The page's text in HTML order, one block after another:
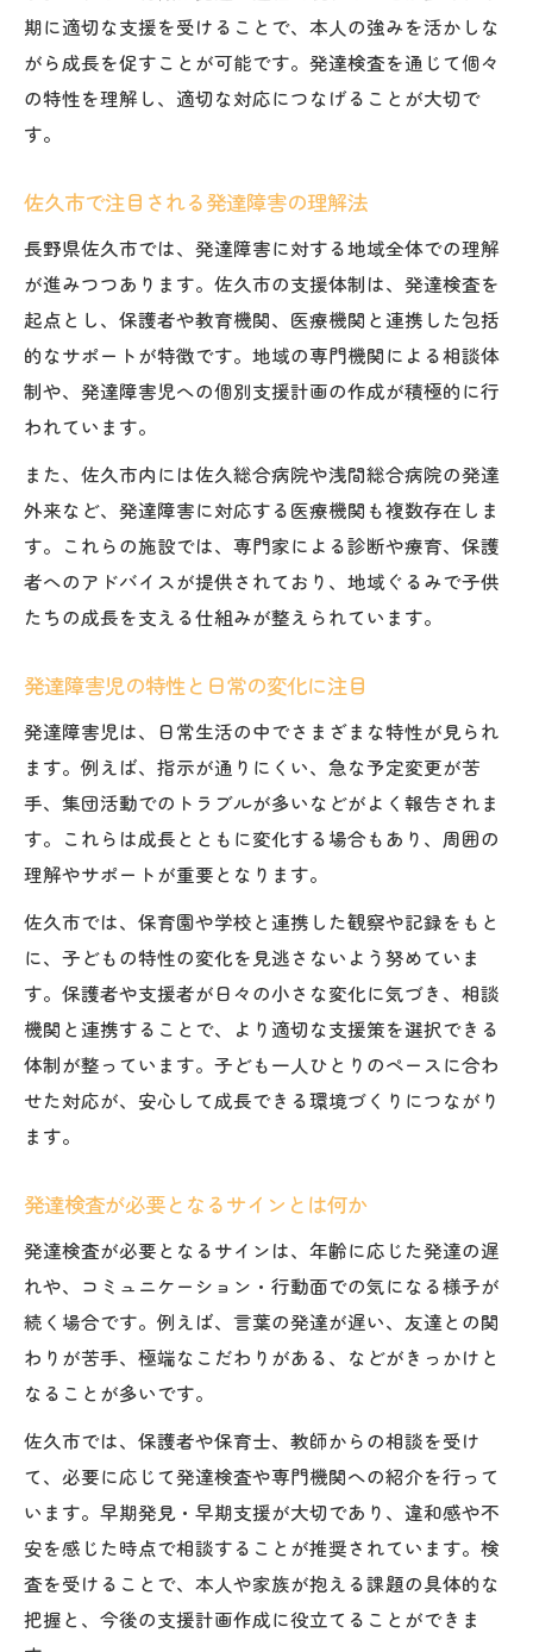
佐久市の発達検査と支援制度の実例紹介
発達支援の選択肢とその活用の工夫
地域連携による発達障害児支援の重要性
発達検査で見えてくる子どもの個性
発達障害の早期発見と発達検査の役割
発達検査が子育てにもたらす安心感
発達の課題を専門家と共有する意義
検査後の発達支援プラン作成の流れ
佐久市発の発達障害サポート体制紹介
発達障害児を支える佐久市の支援例
発達検査後に活用できる地域サービス
発達支援施設と連携する安心の体制
佐久市で発達障害支援を受けるための流れ
発達障害と発達検査に関する相談窓口
期に適切な支援を受けることで、本人の強みを活かしな
がら成長を促すことが可能です。発達検査を通じて個々
の特性を理解し、適切な対応につなげることが大切で
す。
佐久市で注目される発達障害の理解法
長野県佐久市では、発達障害に対する地域全体での理解
が進みつつあります。佐久市の支援体制は、発達検査を
起点とし、保護者や教育機関、医療機関と連携した包括
的なサポートが特徴です。地域の専門機関による相談体
制や、発達障害児への個別支援計画の作成が積極的に行
われています。
また、佐久市内には佐久総合病院や浅間総合病院の発達
外来など、発達障害に対応する医療機関も複数存在しま
す。これらの施設では、専門家による診断や療育、保護
者へのアドバイスが提供されており、地域ぐるみで子供
たちの成長を支える仕組みが整えられています。
発達障害児の特性と日常の変化に注目
発達障害児は、日常生活の中でさまざまな特性が見られ
ます。例えば、指示が通りにくい、急な予定変更が苦
手、集団活動でのトラブルが多いなどがよく報告されま
す。これらは成長とともに変化する場合もあり、周囲の
理解やサポートが重要となります。
佐久市では、保育園や学校と連携した観察や記録をもと
に、子どもの特性の変化を見逃さないよう努めていま
す。保護者や支援者が日々の小さな変化に気づき、相談
機関と連携することで、より適切な支援策を選択できる
体制が整っています。子ども一人ひとりのペースに合わ
せた対応が、安心して成長できる環境づくりにつながり
ます。
発達検査が必要となるサインとは何か
発達検査が必要となるサインは、年齢に応じた発達の遅
れや、コミュニケーション・行動面での気になる様子が
続く場合です。例えば、言葉の発達が遅い、友達との関
わりが苦手、極端なこだわりがある、などがきっかけと
なることが多いです。
佐久市では、保護者や保育士、教師からの相談を受け
て、必要に応じて発達検査や専門機関への紹介を行って
います。早期発見・早期支援が大切であり、違和感や不
安を感じた時点で相談することが推奨されています。検
査を受けることで、本人や家族が抱える課題の具体的な
把握と、今後の支援計画作成に役立てることができま